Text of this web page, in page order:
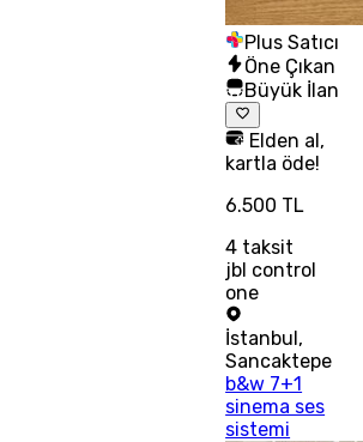
Plus Satıcı
Öne Çıkan
Büyük İlan
Elden al,
kartla öde!
6.500 TL
4 taksit
jbl control
one
İstanbul,
Sancaktepe
b&w 7+1
sinema ses
sistemi